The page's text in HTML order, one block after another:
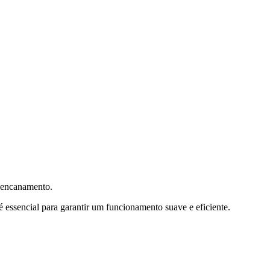
essencial para garantir um funcionamento suave e eficiente.